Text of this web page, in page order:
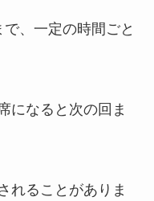
、一定の時間ごと
になると次の回ま
れることがありま